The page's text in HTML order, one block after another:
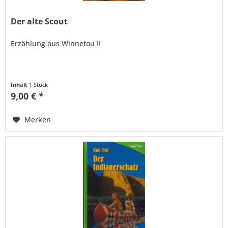
Der alte Scout
Erzählung aus Winnetou II
Inhalt 1 Stück
9,00 € *
Merken